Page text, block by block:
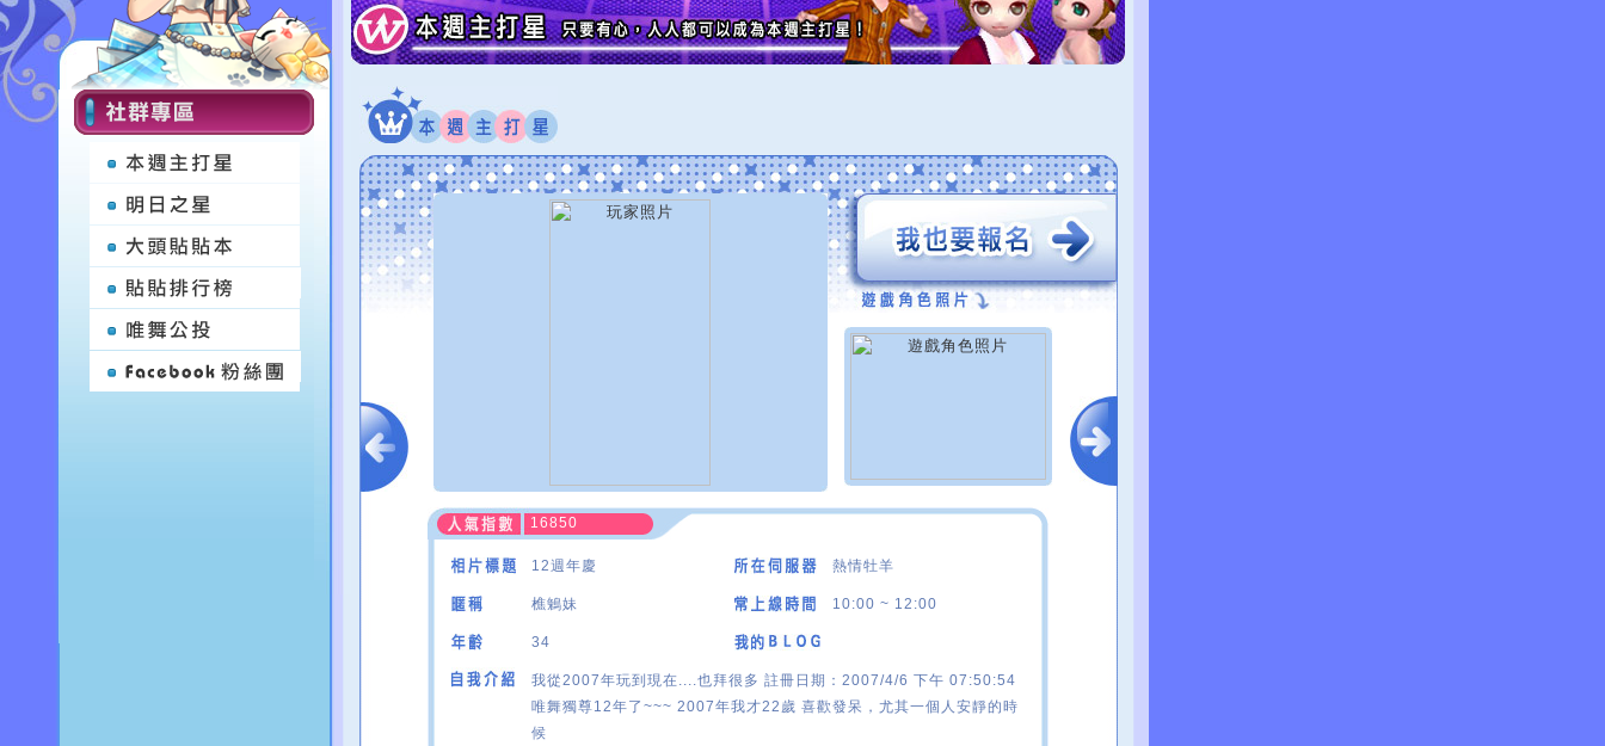
16850
12週年慶 熱情牡羊
樵鵵妹 10:00 ~ 12:00
34
我從2007年玩到現在....也拜很多 註冊日期：2007/4/6 下午 07:50:54
唯舞獨尊12年了~~~ 2007年我才22歲 喜歡發呆，尤其一個人安靜的時
候